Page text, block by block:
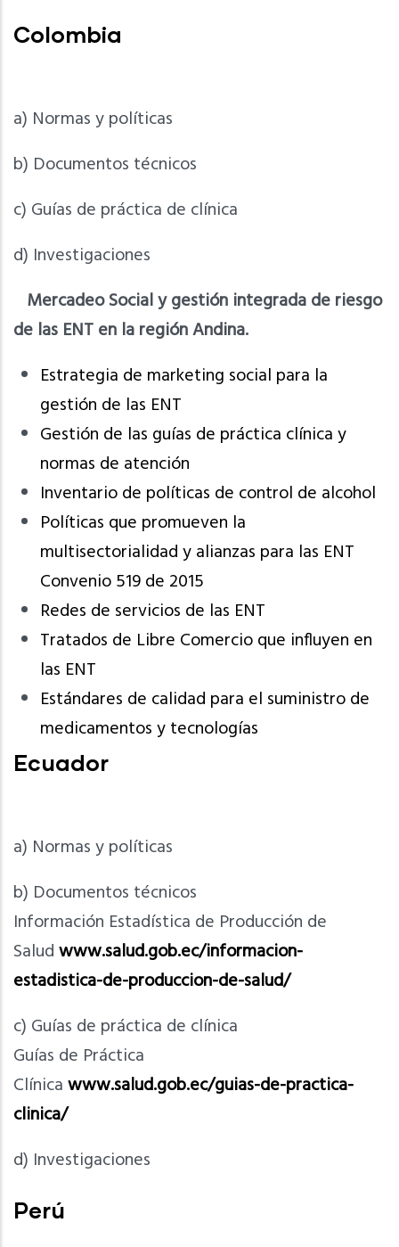
Colombia
a) Normas y políticas
b) Documentos técnicos
c) Guías de práctica de clínica
d) Investigaciones
Mercadeo Social y gestión integrada de riesgo
de las ENT en la región Andina.
Estrategia de marketing social para la
gestión de las ENT
Gestión de las guías de práctica clínica y
normas de atención
Inventario de políticas de control de alcohol
Políticas que promueven la
multisectorialidad y alianzas para las ENT
Convenio 519 de 2015
Redes de servicios de las ENT
Tratados de Libre Comercio que influyen en
las ENT
Estándares de calidad para el suministro de
medicamentos y tecnologías
Ecuador
a) Normas y políticas
b) Documentos técnicos
Información Estadística de Producción de
Saludwww.salud.gob.ec/informacion-
estadistica-de-produccion-de-salud/
c) Guías de práctica de clínica
Guías de Práctica
Clínicawww.salud.gob.ec/guias-de-practica-
clinica/
d) Investigaciones
Perú